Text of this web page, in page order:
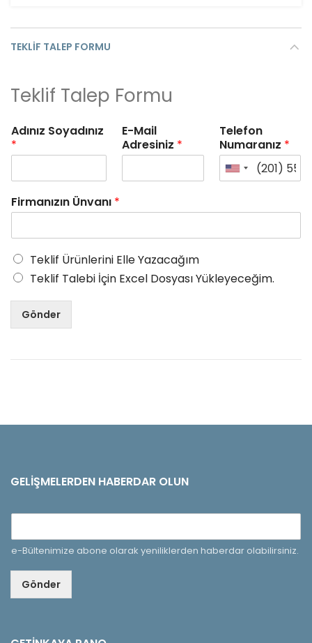
TEKLIF TALEP FORMU
Teklif Talep Formu
Adınız Soyadınız
*
E-Mail
Adresiniz *
Telefon
Numaranız *
Firmanızın Ünvanı *
Teklif Ürünlerini Elle Yazacağım
Teklif Talebi İçin Excel Dosyası Yükleyeceğim.
Gönder
GELIŞMELERDEN HABERDAR OLUN
e-Bültenimize abone olarak yeniliklerden haberdar olabilirsiniz.
Gönder